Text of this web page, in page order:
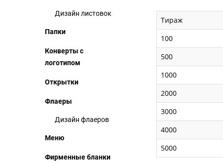
Дизайн листовок
Папки
Конверты с
логотипом
Открытки
Флаеры
Дизайн флаеров
Меню
Фирменные бланки
Тираж
100
500
1000
2000
3000
4000
5000